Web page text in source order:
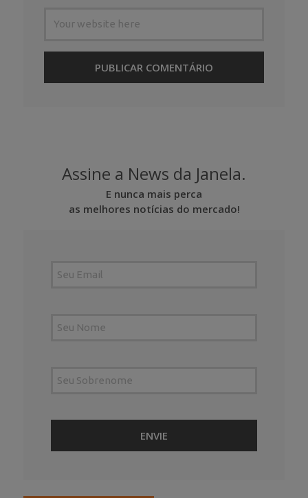
Assine a News da Janela.
E nunca mais perca
as melhores notícias do mercado!